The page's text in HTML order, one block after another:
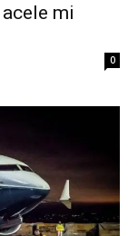
mi
0